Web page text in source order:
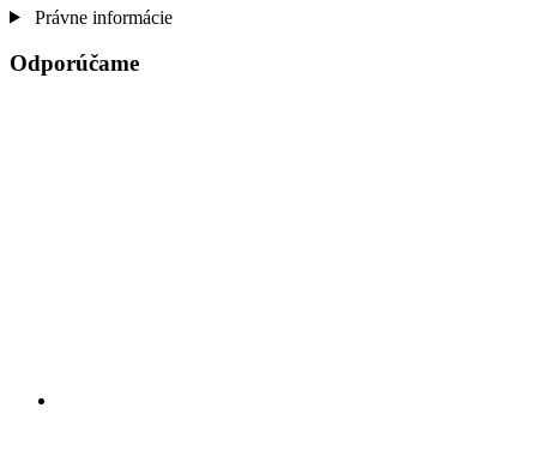
Právne informácie
Odporúčame